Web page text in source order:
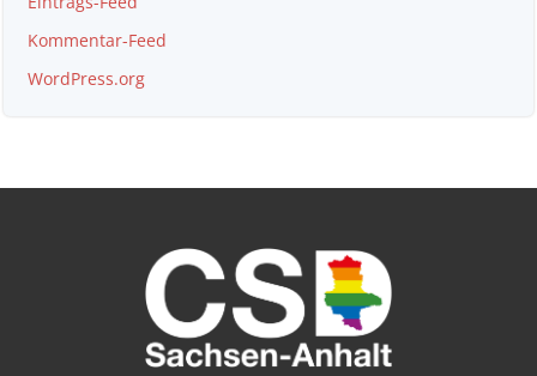
Kommentar-Feed
WordPress.org